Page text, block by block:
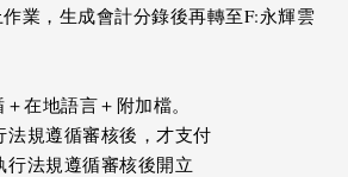
業，生成會計分錄後再轉至F:永輝雲
在地語言＋附加檔。
規遵循審核後，才支付
法規遵循審核後開立